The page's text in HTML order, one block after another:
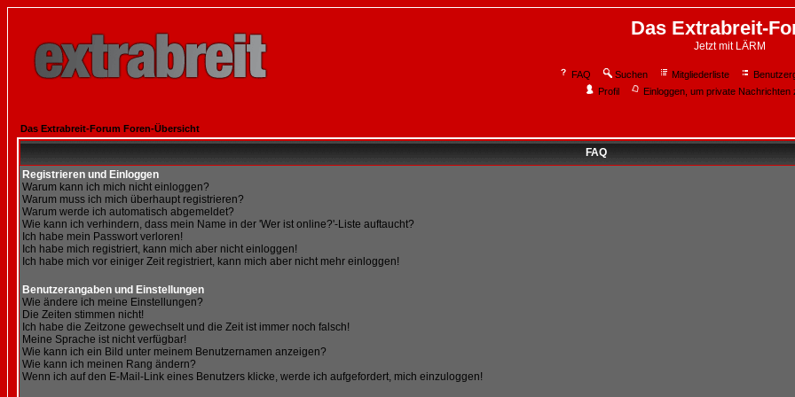
Das Extrabreit-
Jetzt mit LÄRM
FAQ Suchen Mitgliederliste
Profil
Einloggen, um private Nachrichten
Das Extrabreit-Forum Foren-Übersicht
FAQ
Registrieren und Einloggen
Warum kann ich mich nicht einloggen?
Warum muss ich mich überhaupt registrieren?
Warum werde ich automatisch abgemeldet?
Wie kann ich verhindern, dass mein Name in der 'Wer ist online?'-Liste auftaucht?
Ich habe mein Passwort verloren!
Ich habe mich registriert, kann mich aber nicht einloggen!
Ich habe mich vor einiger Zeit registriert, kann mich aber nicht mehr einloggen!
Benutzerangaben und Einstellungen
Wie ändere ich meine Einstellungen?
Die Zeiten stimmen nicht!
Ich habe die Zeitzone gewechselt und die Zeit ist immer noch falsch!
Meine Sprache ist nicht verfügbar!
Wie kann ich ein Bild unter meinem Benutzernamen anzeigen?
Wie kann ich meinen Rang ändern?
Wenn ich auf den E-Mail-Link eines Benutzers klicke, werde ich aufgefordert, mich einzuloggen!